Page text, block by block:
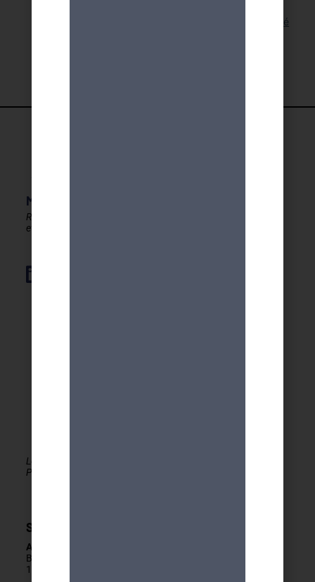
Lien pour cette activité
MDA GENEVE - ACTIVITES 50+
Rester en forme, créatif
et autonome après 50 ans !
Le MDA Genève - Activités 50+ est membre de la
PLATEFORME du réseau seniors Genève
Secrétariat
Adresse
Boulevard Carl-Vogt 2
1205 Genève